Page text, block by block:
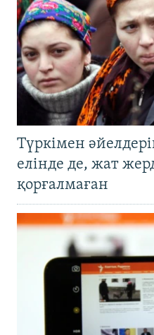
Түркімен
елінде де, жат
қорғалмаған